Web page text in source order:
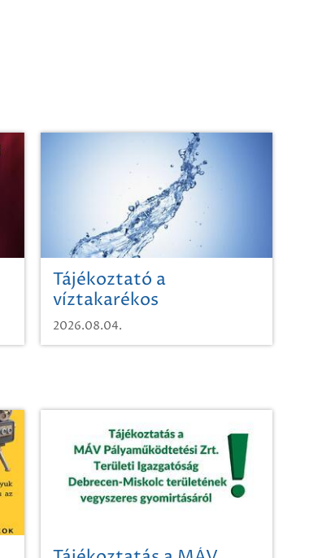
Tájékoztató a
víztakarékos
vízhasználatról
2026.08.04.